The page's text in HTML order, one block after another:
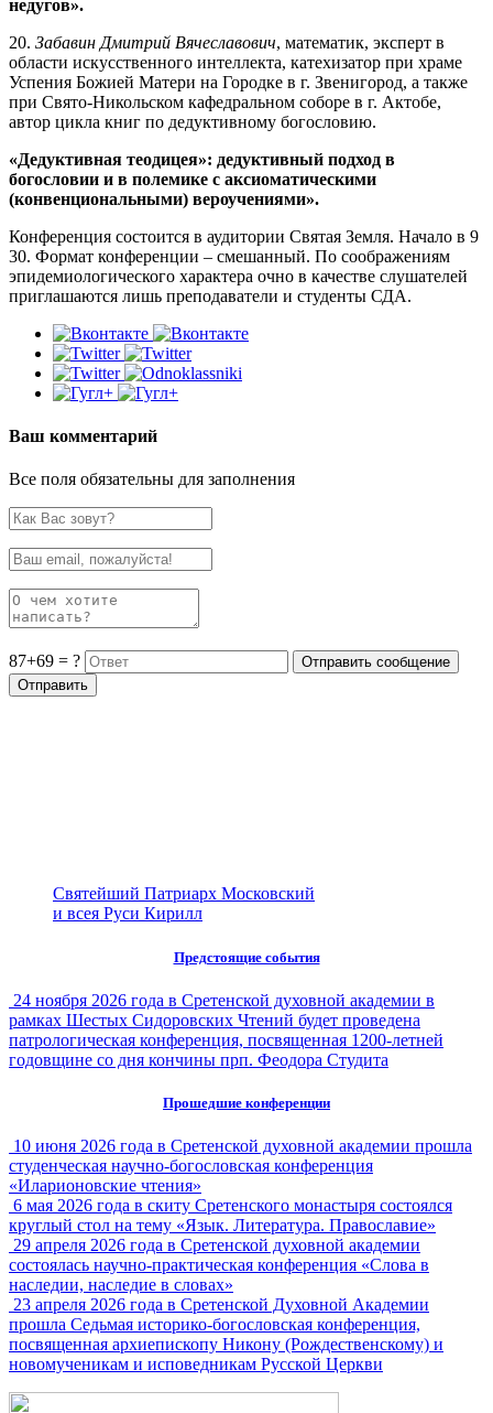
недугов».
20. Забавин Дмитрий Вячеславович, математик, эксперт в
области искусственного интеллекта, катехизатор при храме
Успения Божией Матери на Городке в г. Звенигород, а также
при Свято-Никольском кафедральном соборе в г. Актобе,
автор цикла книг по дедуктивному богословию.
«Дедуктивная теодицея»: дедуктивный подход в
богословии и в полемике с аксиоматическими
(конвенциональными) вероучениями».
Конференция состоится в аудитории Святая Земля. Начало в 9
30. Формат конференции – смешанный. По соображениям
эпидемиологического характера очно в качестве слушателей
приглашаются лишь преподаватели и студенты СДА.
Ваш комментарий
Все поля обязательны для заполнения
87+69 = ?
Святейший Патриарх Московский
и всея Руси Кирилл
Предстоящие события
24 ноября 2026 года в Сретенской духовной академии в
рамках Шестых Сидоровских Чтений будет проведена
патрологическая конференция, посвященная 1200-летней
годовщине со дня кончины прп. Феодора Студита
Прошедшие конференции
10 июня 2026 года в Сретенской духовной академии прошла
студенческая научно-богословская конференция
«Иларионовские чтения»
6 мая 2026 года в скиту Сретенского монастыря состоялся
круглый стол на тему «Язык. Литература. Православие»
29 апреля 2026 года в Сретенской духовной академии
состоялась научно-практическая конференция «Слова в
наследии, наследие в словах»
23 апреля 2026 года в Сретенской Духовной Академии
прошла Седьмая историко-богословская конференция,
посвященная архиепископу Никону (Рождественскому) и
новомученикам и исповедникам Русской Церкви